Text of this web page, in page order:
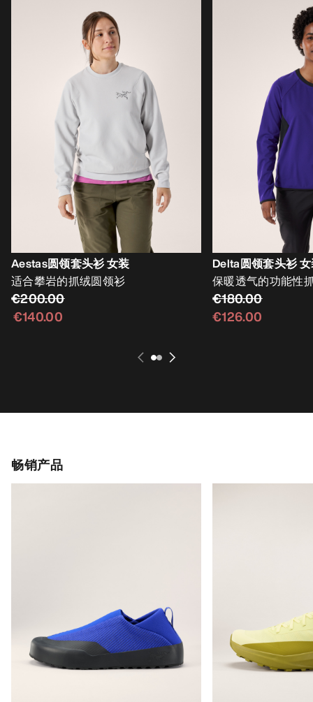
Aestas圆领套头衫 女装
适合攀岩的抓绒圆领衫
€200.00
€140.00
Delta圆领套头衫
保暖透气的功能性
€180.00
€126.00
畅销产品